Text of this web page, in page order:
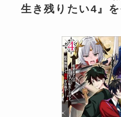
生き残りたい4』